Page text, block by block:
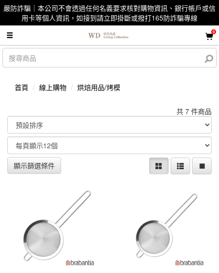
嚴防詐騙｜本公司不會透過任何名義要求核對購物資訊、銀行帳戶或信
用卡等個人資訊，如接到請立即掛斷或撥打165防詐騙專線
0
首頁 線上購物 烘焙用品/烤模
共 7 件商品
顯示篩選條件